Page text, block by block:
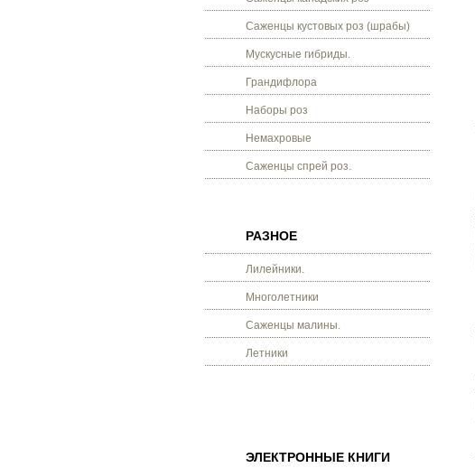
Саженцы кустовых роз (шрабы)
Мускусные гибриды.
Грандифлора
Наборы роз
Немахровые
Саженцы спрей роз.
РАЗНОЕ
Лилейники.
Многолетники
Саженцы малины.
Летники
ЭЛЕКТРОННЫЕ КНИГИ